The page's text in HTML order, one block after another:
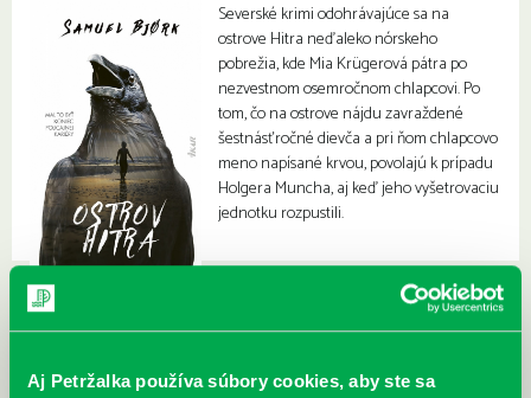
Aj Petržalka používa súbory cookies, aby ste sa
Severské krimi odohrávajúce sa na
ostrove Hitra neďaleko nórskeho
pobrežia, kde Mia Krügerová pátra po
nezvestnom osemročnom chlapcovi. Po
tom, čo na ostrove nájdu zavraždené
šestnásťročné dievča a pri ňom chlapcovo
meno napísané krvou, povolajú k prípadu
Holgera Muncha, aj keď jeho vyšetrovaciu
jednotku rozpustili.